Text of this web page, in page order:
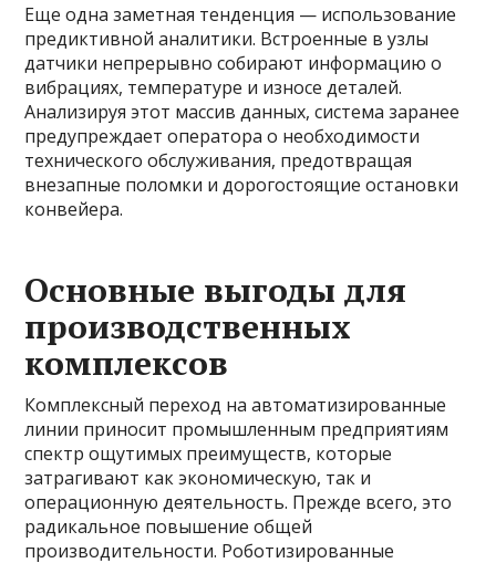
Еще одна заметная тенденция — использование
предиктивной аналитики. Встроенные в узлы
датчики непрерывно собирают информацию о
вибрациях, температуре и износе деталей.
Анализируя этот массив данных, система заранее
предупреждает оператора о необходимости
технического обслуживания, предотвращая
внезапные поломки и дорогостоящие остановки
конвейера.
Основные выгоды для
производственных
комплексов
Комплексный переход на автоматизированные
линии приносит промышленным предприятиям
спектр ощутимых преимуществ, которые
затрагивают как экономическую, так и
операционную деятельность. Прежде всего, это
радикальное повышение общей
производительности. Роботизированные